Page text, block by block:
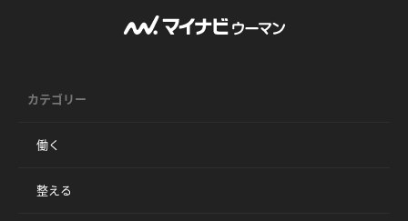
カテゴリー
働く
整える